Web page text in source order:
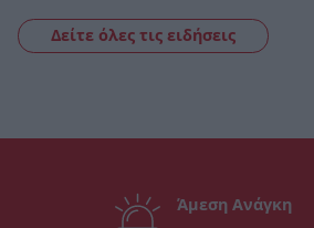
Δείτε όλες τις ειδήσεις
Άμεση Ανάγκη